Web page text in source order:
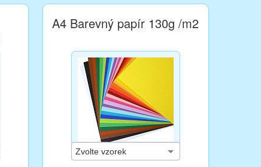
A4 Barevný papír 130g /m2